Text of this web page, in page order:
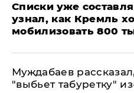
Списки уже
узнал, как Кремль
мобилизовать 800
Муждабаев
"выбьет табуретку"